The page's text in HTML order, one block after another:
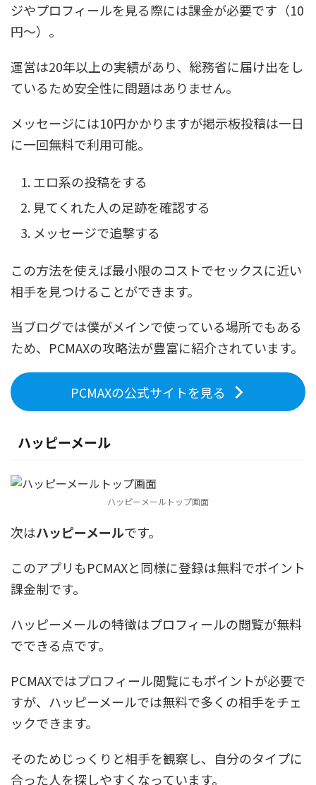
ジやプロフィールを見る際には課金が必要です（10
円～）。
運営は20年以上の実績があり、総務省に届け出をし
ているため安全性に問題はありません。
メッセージには10円かかりますが掲示板投稿は一日
に一回無料で利用可能。
エロ系の投稿をする
見てくれた人の足跡を確認する
メッセージで追撃する
この方法を使えば最小限のコストでセックスに近い
相手を見つけることができます。
当ブログでは僕がメインで使っている場所でもある
ため、PCMAXの攻略法が豊富に紹介されています。
PCMAXの公式サイトを見る
ハッピーメール
ハッピーメールトップ画面
次はハッピーメールです。
このアプリもPCMAXと同様に登録は無料でポイント
課金制です。
ハッピーメールの特徴はプロフィールの閲覧が無料
でできる点です。
PCMAXではプロフィール閲覧にもポイントが必要で
すが、ハッピーメールでは無料で多くの相手をチェ
ックできます。
そのためじっくりと相手を観察し、自分のタイプに
合った人を探しやすくなっています。